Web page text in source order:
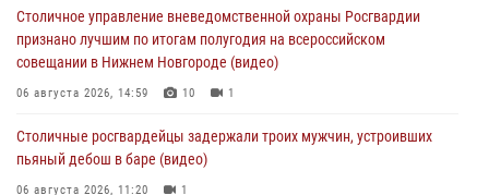
Столичное управление вневедомственной охраны Росгвардии
признано лучшим по итогам полугодия на всероссийском
совещании в Нижнем Новгороде (видео)
06 августа 2026, 14:59 10 1
Столичные росгвардейцы задержали троих мужчин, устроивших
пьяный дебош в баре (видео)
06 августа 2026, 11:20 1